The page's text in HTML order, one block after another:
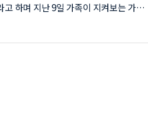
하며 지난 9일 가족이 지켜보는 가운